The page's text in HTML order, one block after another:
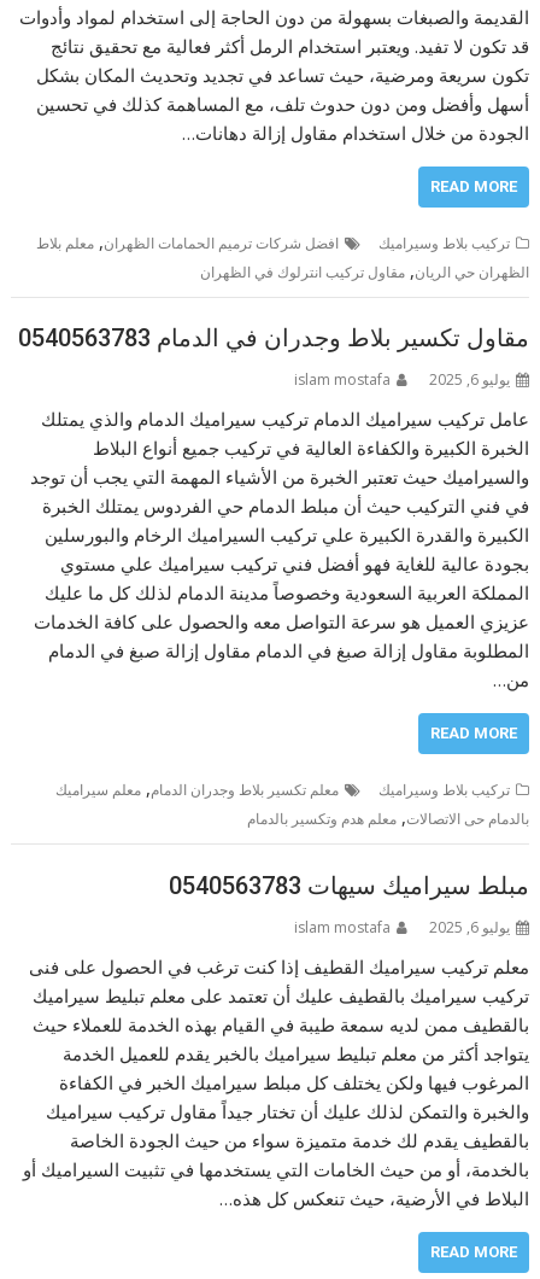
القديمة والصبغات بسهولة من دون الحاجة إلى استخدام لمواد وأدوات
قد تكون لا تفيد. ويعتبر استخدام الرمل أكثر فعالية مع تحقيق نتائج
تكون سريعة ومرضية، حيث تساعد في تجديد وتحديث المكان بشكل
أسهل وأفضل ومن دون حدوث تلف، مع المساهمة كذلك في تحسين
الجودة من خلال استخدام مقاول إزالة دهانات…
READ MORE
تركيب بلاط وسيراميك افضل شركات ترميم الحمامات الظهران,معلم بلاط
الظهران حي الريان,مقاول تركيب انترلوك في الظهران
مقاول تكسير بلاط وجدران في الدمام 0540563783
يوليو 6, 2025 islam mostafa
عامل تركيب سيراميك الدمام تركيب سيراميك الدمام والذي يمتلك
الخبرة الكبيرة والكفاءة العالية في تركيب جميع أنواع البلاط
والسيراميك حيث تعتبر الخبرة من الأشياء المهمة التي يجب أن توجد
في فني التركيب حيث أن مبلط الدمام حي الفردوس يمتلك الخبرة
الكبيرة والقدرة الكبيرة علي تركيب السيراميك الرخام والبورسلين
بجودة عالية للغاية فهو أفضل فني تركيب سيراميك علي مستوي
المملكة العربية السعودية وخصوصاً مدينة الدمام لذلك كل ما عليك
عزيزي العميل هو سرعة التواصل معه والحصول على كافة الخدمات
المطلوبة مقاول إزالة صبغ في الدمام مقاول إزالة صبغ في الدمام
من…
READ MORE
تركيب بلاط وسيراميك معلم تكسير بلاط وجدران الدمام,معلم سيراميك
بالدمام حى الاتصالات,معلم هدم وتكسير بالدمام
مبلط سيراميك سيهات 0540563783
يوليو 6, 2025 islam mostafa
معلم تركيب سيراميك القطيف إذا كنت ترغب في الحصول على فنى
تركيب سيراميك بالقطيف عليك أن تعتمد على معلم تبليط سيراميك
بالقطيف ممن لديه سمعة طيبة في القيام بهذه الخدمة للعملاء حيث
يتواجد أكثر من معلم تبليط سيراميك بالخبر يقدم للعميل الخدمة
المرغوب فيها ولكن يختلف كل مبلط سيراميك الخبر في الكفاءة
والخبرة والتمكن لذلك عليك أن تختار جيداً مقاول تركيب سيراميك
بالقطيف يقدم لك خدمة متميزة سواء من حيث الجودة الخاصة
بالخدمة، أو من حيث الخامات التي يستخدمها في تثبيت السيراميك أو
البلاط في الأرضية، حيث تنعكس كل هذه…
READ MORE